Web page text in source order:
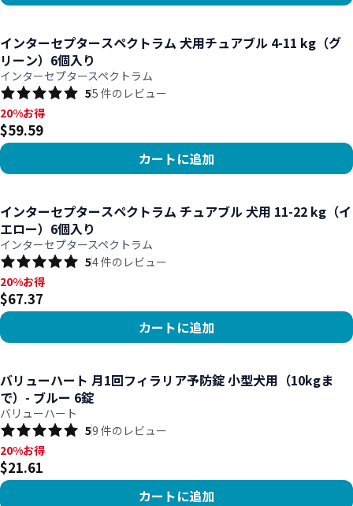
インターセプタースペクトラム 犬用チュアブル 4-11 kg（グ
リーン）6個入り
インターセプタースペクトラム
55 件のレビュー
20%お得, $59.59
20%お得
$59.59
カートに追加
インターセプタースペクトラム チュアブル 犬用 11-22 kg（イ
エロー）6個入り
インターセプタースペクトラム
54件のレビュー
20%お得, $67.37
20%お得
$67.37
カートに追加
バリューハート 月1回フィラリア予防錠 小型犬用（10kgま
で）- ブルー 6錠
バリューハート
59 件のレビュー
20%お得, $21.61
20%お得
$21.61
カートに追加